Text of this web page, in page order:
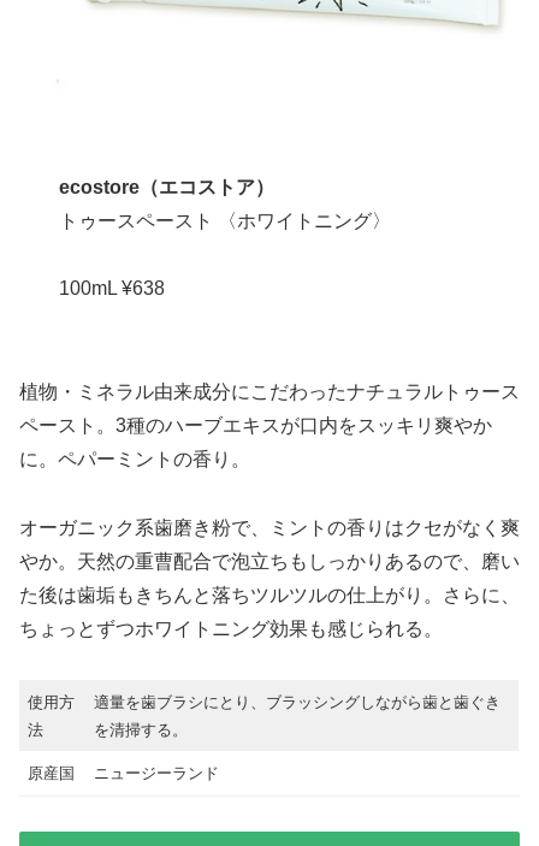
ecostore（エコストア）
トゥースペースト 〈ホワイトニング〉
100mL ¥638
植物・ミネラル由来成分にこだわったナチュラルトゥース
ペースト。3種のハーブエキスが口内をスッキリ爽やか
に。ペパーミントの香り。
オーガニック系歯磨き粉で、ミントの香りはクセがなく爽
やか。天然の重曹配合で泡立ちもしっかりあるので、磨い
た後は歯垢もきちんと落ちツルツルの仕上がり。さらに、
ちょっとずつホワイトニング効果も感じられる。
使用方
法
適量を歯ブラシにとり、ブラッシングしながら歯と歯ぐき
を清掃する。
原産国 ニュージーランド